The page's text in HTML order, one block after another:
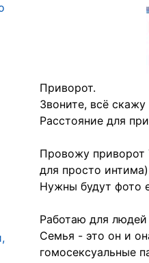
Приворот.
Звоните, всё
Расстояние для
Провожу приворот
для просто
Нужны будут фото
Работаю для
Семья - это он и
гомосексуальные